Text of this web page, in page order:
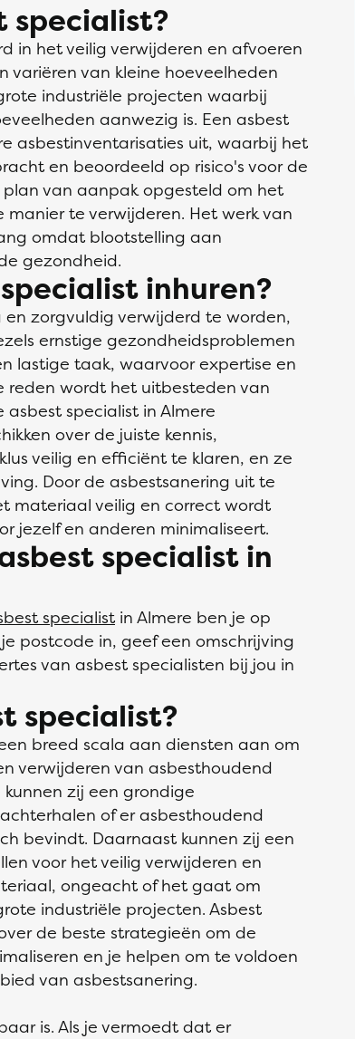
specialist?
in het veilig verwijderen en afvoeren
variëren van kleine hoeveelheden
industriële projecten waarbij
aanwezig is. Een asbest
asbestinventarisaties uit, waarbij het
en beoordeeld op risico's voor de
van aanpak opgesteld om het
manier te verwijderen. Het werk van
omdat blootstelling aan
gezondheid.
inhuren?
zorgvuldig verwijderd te worden,
ernstige gezondheidsproblemen
lastige taak, waarvoor expertise en
reden wordt het uitbesteden van
specialist in Almere
over de juiste kennis,
veilig en efficiënt te klaren, en ze
Door de asbestsanering uit te
materiaal veilig en correct wordt
jezelf en anderen minimaliseert.
specialist in
specialist in Almere ben je op
postcode in, geef een omschrijving
van asbest specialisten bij jou in
specialist?
breed scala aan diensten aan om
verwijderen van asbesthoudend
zij een grondige
of er asbesthoudend
bevindt. Daarnaast kunnen zij een
voor het veilig verwijderen en
ongeacht of het gaat om
industriële projecten. Asbest
de beste strategieën om de
en je helpen om te voldoen
van asbestsanering.
is. Als je vermoedt dat er